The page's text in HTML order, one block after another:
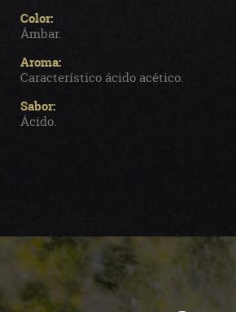
Color:
Ámbar.
Aroma:
Característico ácido acético.
Sabor:
Ácido.